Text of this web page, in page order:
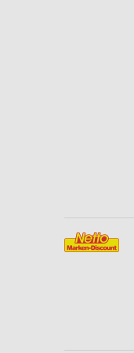
Notwendig